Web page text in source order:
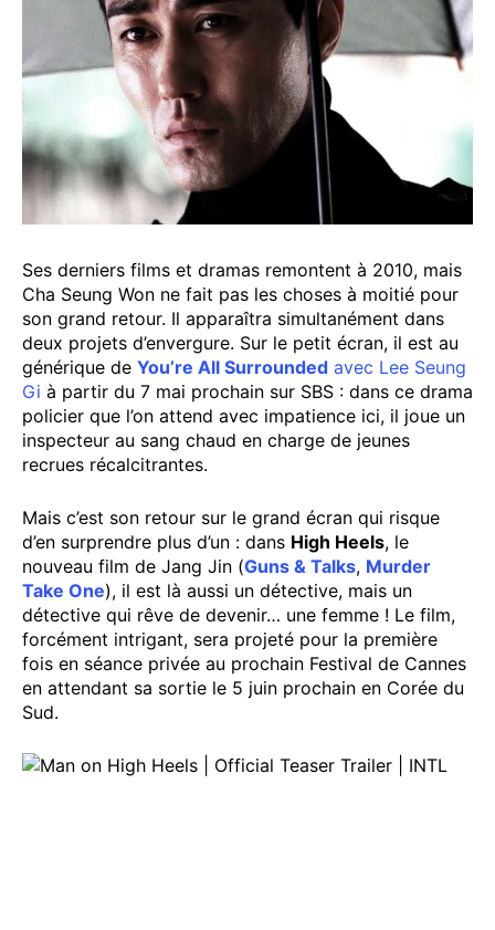
Ses derniers films et dramas remontent à 2010, mais
Cha Seung Won ne fait pas les choses à moitié pour
son grand retour. Il apparaîtra simultanément dans
deux projets d’envergure. Sur le petit écran, il est au
générique de You’re All Surrounded avec Lee Seung
Gi à partir du 7 mai prochain sur SBS : dans ce drama
policier que l’on attend avec impatience ici, il joue un
inspecteur au sang chaud en charge de jeunes
recrues récalcitrantes.
Mais c’est son retour sur le grand écran qui risque
d’en surprendre plus d’un : dans High Heels, le
nouveau film de Jang Jin (Guns & Talks, Murder
Take One), il est là aussi un détective, mais un
détective qui rêve de devenir… une femme ! Le film,
forcément intrigant, sera projeté pour la première
fois en séance privée au prochain Festival de Cannes
en attendant sa sortie le 5 juin prochain en Corée du
Sud.